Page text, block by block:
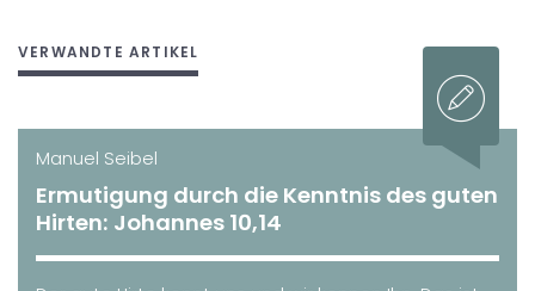
VERWANDTE ARTIKEL
Manuel Seibel
Ermutigung durch die Kenntnis des guten
Hirten: Johannes 10,14